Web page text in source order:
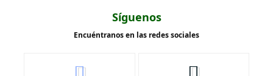
Síguenos
Encuéntranos en las redes sociales